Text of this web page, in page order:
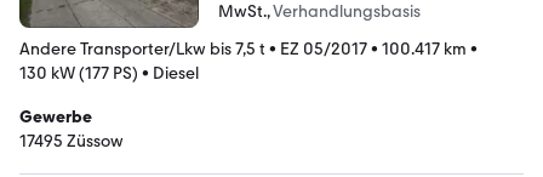
MwSt. Verhandlungsbasis
Andere Transporter/Lkw bis 7,5 t • EZ 05/2017• 100.417 km •
130 kW (177 PS) • Diesel
Gewerbe
17495 Züssow